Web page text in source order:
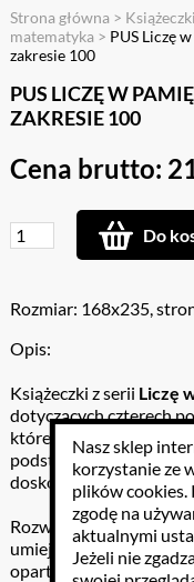
Strona główna >
matematyka > PUS Liczę
zakresie 100
PUS LICZĘ W
ZAKRESIE 100
Cena brutto:
Do
Rozmiar: 168x235,
Opis:
Książeczki z serii Liczę
dotyczących czterech
które swoją przystępną
podstaw techniki
doskonaleniu
Rozwiązywanie zadań
umiejętności liczenia.
opartej na kształceniu
Nasz sklep
korzystanie ze
plików cookies.
zgodę na
aktualnymi
Jeżeli nie